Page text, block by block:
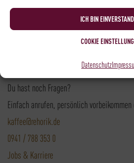
ICH BIN
COOKIE
Datenschutz
Kostenloser Versand mit DHL ab: 55 €
* Alle Preise sind inkl. MwSt., zzgl.Versand
Du hast noch Fragen?
Einfach anrufen, persönlich
kaffee@rehorik.de
0941 / 788 353 0
Jobs & Karriere